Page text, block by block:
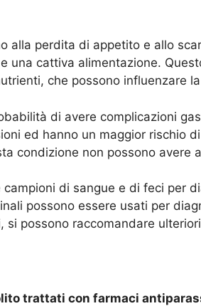
alla perdita di appetito e allo
una cattiva alimentazione.
che possono influenzare
di avere complicazioni
ed hanno un maggior rischio
condizione non possono avere
campioni di sangue e di feci per
possono essere usati per
si possono raccomandare
trattati con farmaci